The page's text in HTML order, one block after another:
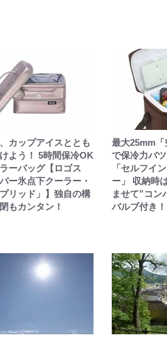
カップアイスととも
よう！ 5時間保冷OK
ーバッグ【ロゴス
パー氷点下クーラー・
リッド」】独自の構
もカンタン！
最大25mm「
で保冷力バ
「セルフイ
ー」 収納時
ませて”コン
バルブ付き！